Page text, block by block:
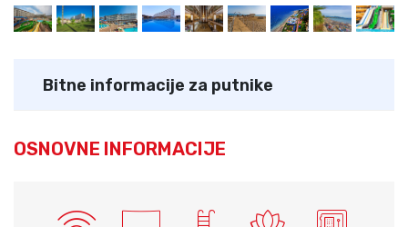
Bitne informacije za putnike
OSNOVNE INFORMACIJE